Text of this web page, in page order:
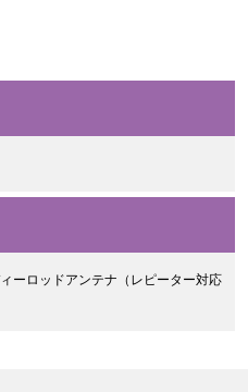
ーロッドアンテナ（レピーター対応